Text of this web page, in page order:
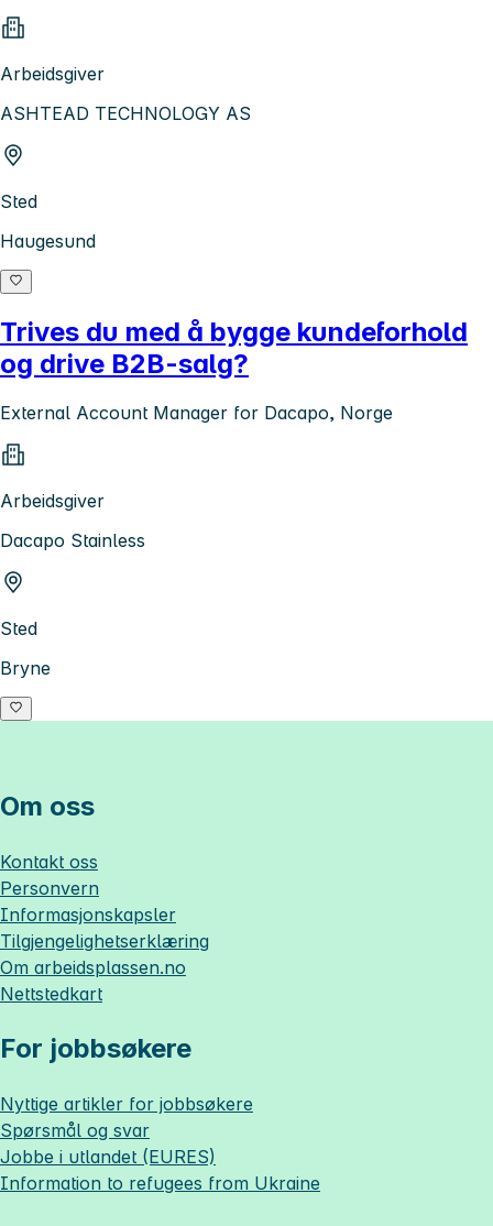
Arbeidsgiver
ASHTEAD TECHNOLOGY AS
Sted
Haugesund
Trives du med å bygge kundeforhold
og drive B2B-salg?
External Account Manager for Dacapo, Norge
Arbeidsgiver
Dacapo Stainless
Sted
Bryne
Om oss
Kontakt oss
Personvern
Informasjonskapsler
Tilgjengelighetserklæring
Om arbeidsplassen.no
Nettstedkart
For jobbsøkere
Nyttige artikler for jobbsøkere
Spørsmål og svar
Jobbe i utlandet (EURES)
Information to refugees from Ukraine